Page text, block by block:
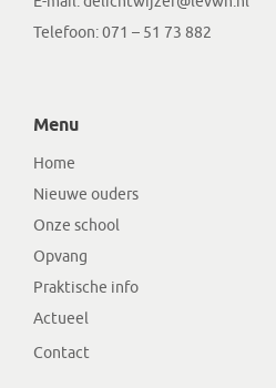
Telefoon: 071 – 51 73 882
Menu
Home
Nieuwe ouders
Onze school
Opvang
Praktische info
Actueel
Contact